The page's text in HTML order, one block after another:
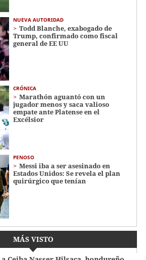
NUEVA AUTORIDAD
Todd Blanche, exabogado de
Trump, confirmado como fiscal
general de EE UU
CRÓNICA
Marathón aguantó con un
jugador menos y saca valioso
empate ante Platense en el
Excélsior
PENOSO
Messi iba a ser asesinado en
Estados Unidos: Se revela el plan
quirúrgico que tenían
MÁS VISTO